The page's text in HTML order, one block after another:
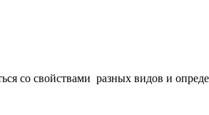
со свойствами разных видов и